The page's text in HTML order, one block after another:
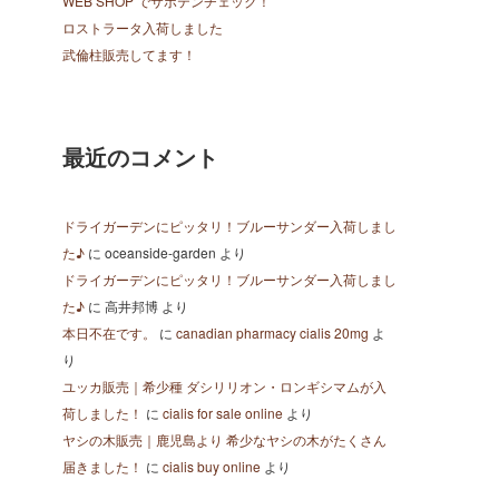
ロストラータ入荷しました
武倫柱販売してます！
最近のコメント
ドライガーデンにピッタリ！ブルーサンダー入荷しまし
た♪ に oceanside-garden より
ドライガーデンにピッタリ！ブルーサンダー入荷しまし
た♪ に 高井邦博 より
本日不在です。
に canadian pharmacy cialis 20mg よ
り
ユッカ販売｜希少種 ダシリリオン・ロンギシマムが入
荷しました！ に cialis for sale online より
ヤシの木販売｜鹿児島より 希少なヤシの木がたくさん
届きました！ に cialis buy online より